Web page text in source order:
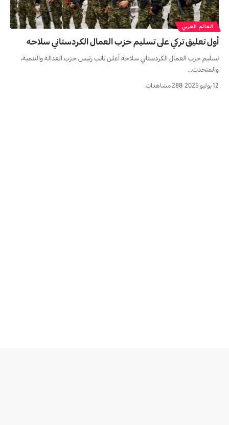
العالم العربي
أول تعليق تركي على تسليم حزب العمال الكردستاني سلاحه
تسليم حزب العمال الكردستاني سلاحه أعلن نائب رئيس حزب العدالة والتنمية،
والمتحدث…
12 يوليو 2025 288 مشاهدات